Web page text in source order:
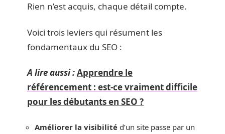
Rien n’est acquis, chaque détail compte.
Voici trois leviers qui résument les
fondamentaux du SEO :
A lire aussi :Apprendre le
référencement : est-ce vraiment difficile
pour les débutants en SEO ?
Améliorer la visibilité d’un site passe par un